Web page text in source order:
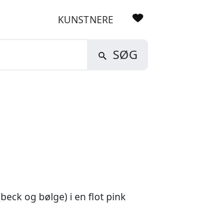
KUNSTNERE
SØG
og bølge) i en flot pink